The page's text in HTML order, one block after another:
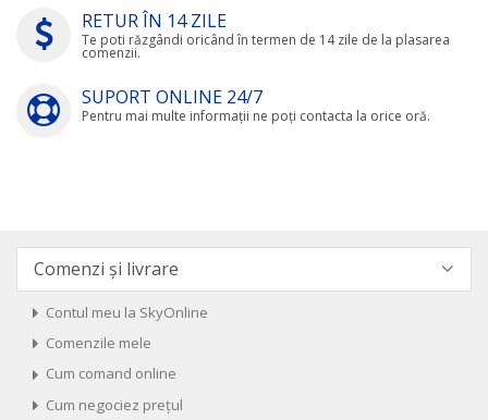
RETUR ÎN 14 ZILE
Te poti răzgândi oricând în termen de 14 zile de la plasarea
comenzii.
SUPORT ONLINE 24/7
Pentru mai multe informații ne poți contacta la orice oră.
Comenzi și livrare
Contul meu la SkyOnline
Comenzile mele
Cum comand online
Cum negociez prețul